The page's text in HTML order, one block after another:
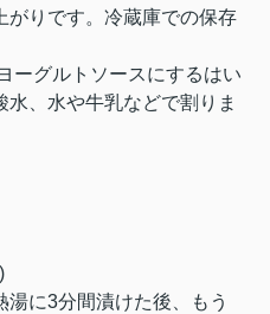
がりです。冷蔵庫での保存
ーグルトソースにするはい
、水や牛乳などで割りま
に3分間漬けた後、もう